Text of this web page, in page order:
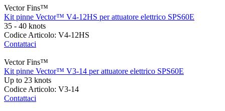
Vector Fins™
Kit pinne Vector™ V4-12HS per attuatore elettrico SPS60E
35 - 40 knots
Codice Articolo: V4-12HS
Contattaci
Vector Fins™
Kit pinne Vector™ V3-14 per attuatore elettrico SPS60E
Up to 23 knots
Codice Articolo: V3-14
Contattaci